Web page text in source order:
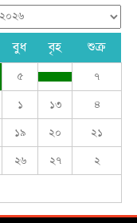
বুধ বৃহ শুক্র
৫ ৭
১ ১৩ ৪
১৯ ২০ ২১
২৬ ২৭ ২